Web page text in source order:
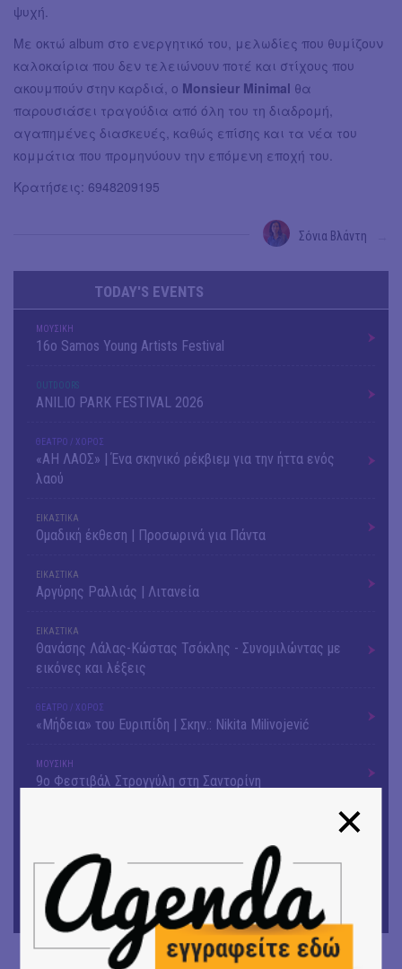
ψυχή.
Με οκτώ album στο ενεργητικό του, μελωδίες που θυμίζουν
καλοκαίρια που δεν τελειώνουν ποτέ και στίχους που
ακουμπούν στην καρδιά, ο Monsieur Minimal θα
παρουσιάσει τραγούδια από όλη του τη διαδρομή,
αγαπημένες διασκευές, καθώς επίσης και τα νέα του
κομμάτια που προμηνύουν την επόμενη εποχή του.
Κρατήσεις: 6948209195
Σόνια Βλάντη
TODAY'S EVENTS
ΜΟΥΣΙΚΗ
16o Samos Young Artists Festival
OUTDΟORS
ANILIO PARK FESTIVAL 2026
ΘΕΑΤΡΟ / ΧΟΡΟΣ
«ΑΗ ΛΑΟΣ» | Ένα σκηνικό ρέκβιεμ για την ήττα ενός
λαού
ΕΙΚΑΣΤΙΚΑ
Ομαδική έκθεση | Προσωρινά για Πάντα
ΕΙΚΑΣΤΙΚΑ
Αργύρης Ραλλιάς | Λιτανεία
ΕΙΚΑΣΤΙΚΑ
Θανάσης Λάλας-Κώστας Τσόκλης - Συνομιλώντας με
εικόνες και λέξεις
ΘΕΑΤΡΟ / ΧΟΡΟΣ
«Μήδεια» του Ευριπίδη | Σκην.: Nikita Milivojević
ΜΟΥΣΙΚΗ
9o Φεστιβάλ Στρογγύλη στη Σαντορίνη
ΜΟΥΣΙΚΗ
Οι Λόγος Τιμής σε πανελλαδική περιοδεία για την
παρουσίαση του νέου album